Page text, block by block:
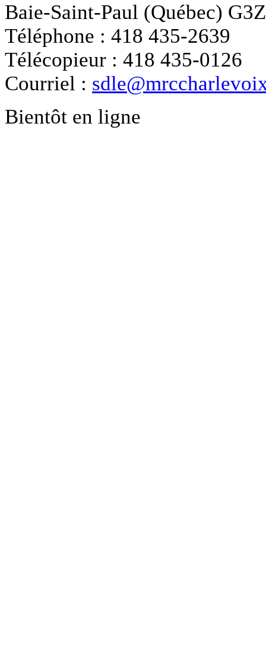
Baie-Saint-Paul (Québec)
Téléphone : 418 435-2639
Télécopieur : 418 435-0126
Courriel :
Bientôt en ligne